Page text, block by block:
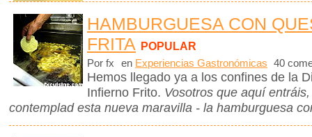
HAMBURGUESA CON
FRITA POPULAR
Por fx en Experiencias Gastronómicas 40
Hemos llegado ya a los confines de la
Infierno Frito. Vosotros que aquí
contemplad esta nueva maravilla - la hamburguesa